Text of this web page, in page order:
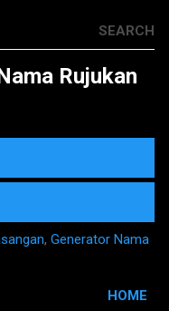
Rujukan
, Generator Nama
HOME